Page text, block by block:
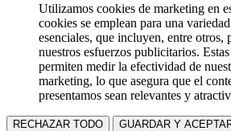
Utilizamos cookies de marketing en
cookies se emplean para una
esenciales, que incluyen, entre otros,
nuestros esfuerzos publicitarios.
permiten medir la efectividad de
marketing, lo que asegura que el
presentamos sean relevantes y
RECHAZAR TODO GUARDAR Y